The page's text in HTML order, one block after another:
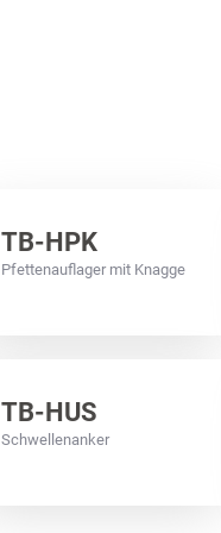
TB-HPK
Pfettenauflager mit Knagge
TB-HUS
Schwellenanker